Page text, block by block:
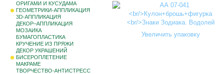
ОРИГАМИ И КУСУДАМА
ГЕОМЕТРИКИ-АППЛИКАЦИЯ
3D-АППЛИКАЦИЯ
ДЕКОР–АППЛИКАЦИЯ
МОЗАИКА
БУМАГОПЛАСТИКА
КРУЧЕНИЕ ИЗ ПРЯЖИ
ДЕКОР УКРАШЕНИЙ
БИCЕРОПЛЕТЕНИЕ
МАКРАМЕ
ТВОРЧЕСТВО-АНТИСТРЕСС
Увеличить упаковку